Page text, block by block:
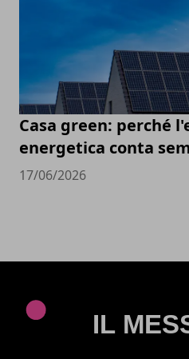
Casa green: perché
energetica conta
17/06/2026